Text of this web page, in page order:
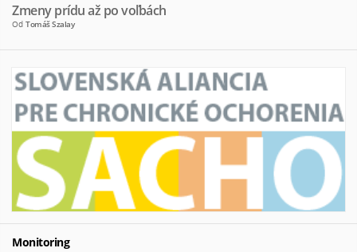
Zmeny prídu až po voľbách
Od Tomáš Szalay
Monitoring